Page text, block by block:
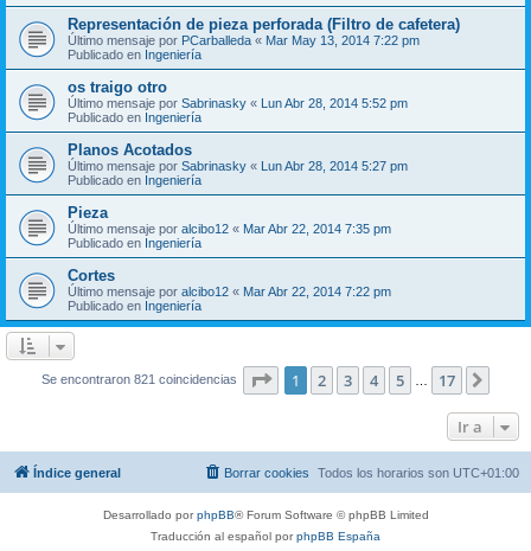
Representación de pieza perforada (Filtro de cafetera)
Último mensaje por PCarballeda « Mar May 13, 2014 7:22 pm
Publicado en Ingeniería
os traigo otro
Último mensaje por Sabrinasky « Lun Abr 28, 2014 5:52 pm
Publicado en Ingeniería
Planos Acotados
Último mensaje por Sabrinasky « Lun Abr 28, 2014 5:27 pm
Publicado en Ingeniería
Pieza
Último mensaje por alcibo12 « Mar Abr 22, 2014 7:35 pm
Publicado en Ingeniería
Cortes
Último mensaje por alcibo12 « Mar Abr 22, 2014 7:22 pm
Publicado en Ingeniería
Se encontraron 821 coincidencias Página de 17
1 2 3 4 5 17
Ir a
Índice general Todos los horarios son UTC+01:00
Borrar cookies
Desarrollado porphpBB® Forum Software © phpBB Limited
Traducción al español porphpBB España